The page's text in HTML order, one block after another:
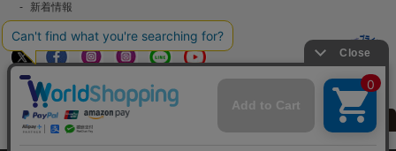
新着情報
お問い合わせ